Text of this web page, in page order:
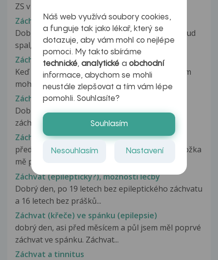
ZS v nemocnici, ale žiju...
Záchvat
Dobrý den, můj přítel začal křičet ze spaní (pokud
spal, měl totiž otevřené...
Záchvat
Keď moja babka chcela zabiť moju matku nožom
mohlo to byť psichické ?
Záchvat
Dobrý den Je mi 39 let a mám podivuhodné
záchvaty.Vznikaji tak ,že delší dobu...
Záchvat
před měsícem jsem měla první záchvat. Neuroložka
mě poslala na EEG- dle sdělení...
Záchvat (epileptický?), možnosti léčby
Dobrý den, po 19 letech bez epileptického záchvatu
a 16 letech bez prášků...
Záchvat (křeče) ve spánku (epilepsie)
dobrý den, asi před měsícem a půl jsem měl poprvé
záchvat ve spánku. Záchvat...
Záchvat a tinnitus
Náš web využívá soubory cookies,
a funguje tak jako lékař, který se
dotazuje, aby vám mohl co nejlépe
pomoci. My takto sbíráme
technické,analytické a obchodní
informace, abychom se mohli
neustále zlepšovat a tím vám lépe
pomohli. Souhlasíte?
Souhlasím
Nesouhlasím Nastavení